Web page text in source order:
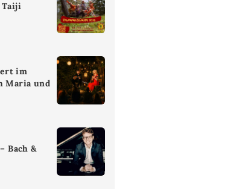
Taiji
im
Maria und
Bach &